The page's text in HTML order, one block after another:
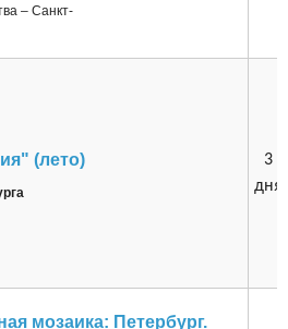
– Санкт-
(лето)
3
дня
мозаика: Петербург.